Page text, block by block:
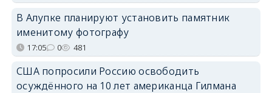
В Алупке планируют установить памятник
именитому фотографу
17:05 0 481
США попросили Россию освободить
осуждённого на 10 лет американца Гилмана